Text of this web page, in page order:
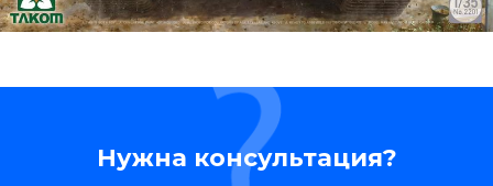
Нужна консультация?